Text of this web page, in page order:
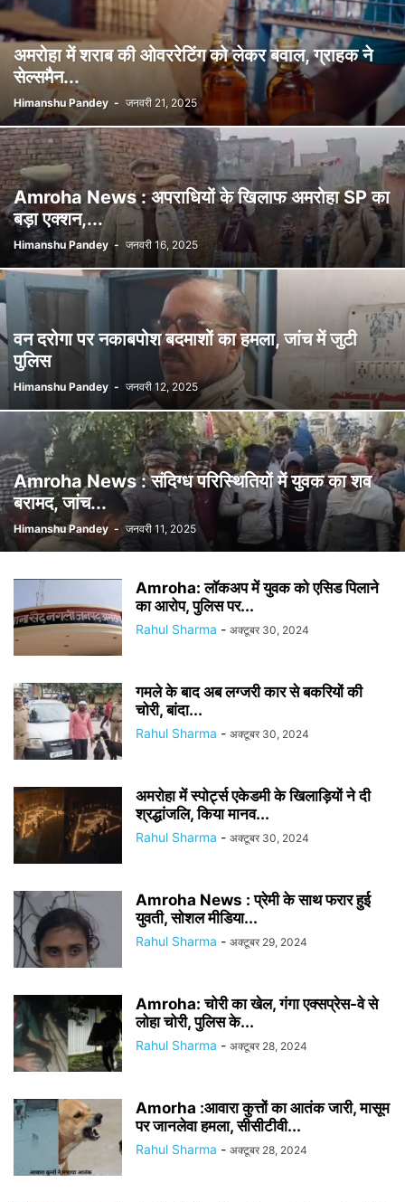
अमरोहा में शराब की ओवररेटिंग को लेकर बवाल, ग्राहक ने
सेल्समैन...
Himanshu Pandey - जनवरी 21, 2025
Amroha News : अपराधियों के खिलाफ अमरोहा SP का
बड़ा एक्शन,...
Himanshu Pandey - जनवरी 16, 2025
वन दरोगा पर नकाबपोश बदमाशों का हमला, जांच में जुटी
पुलिस
Himanshu Pandey - जनवरी 12, 2025
Amroha News : संदिग्ध परिस्थितियों में युवक का शव
बरामद, जांच...
Himanshu Pandey - जनवरी 11, 2025
Amroha: लाॅकअप में युवक को एसिड पिलाने
का आरोप, पुलिस पर...
Rahul Sharma - अक्टूबर 30, 2024
गमले के बाद अब लग्जरी कार से बकरियों की
चोरी, बांदा...
Rahul Sharma - अक्टूबर 30, 2024
अमरोहा में स्पोर्ट्स एकेडमी के खिलाड़ियों ने दी
श्रद्धांजलि, किया मानव...
Rahul Sharma - अक्टूबर 30, 2024
Amroha News : प्रेमी के साथ फरार हुई
युवती, सोशल मीडिया...
Rahul Sharma - अक्टूबर 29, 2024
Amroha: चोरी का खेल, गंगा एक्सप्रेस-वे से
लोहा चोरी, पुलिस के...
Rahul Sharma - अक्टूबर 28, 2024
Amorha :आवारा कुत्तों का आतंक जारी, मासूम
पर जानलेवा हमला, सीसीटीवी...
Rahul Sharma - अक्टूबर 28, 2024